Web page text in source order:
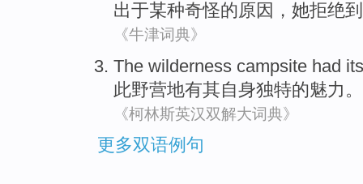
出于某种奇怪的 原因 ， 她拒绝到
《牛津词典》
The wilderness campsite had its
此野营地有其自身独特的魅力。
《柯林斯英汉双解大词典》
更多双语例句